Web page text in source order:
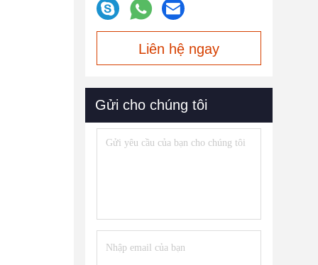
Liên hệ ngay
Gửi cho chúng tôi